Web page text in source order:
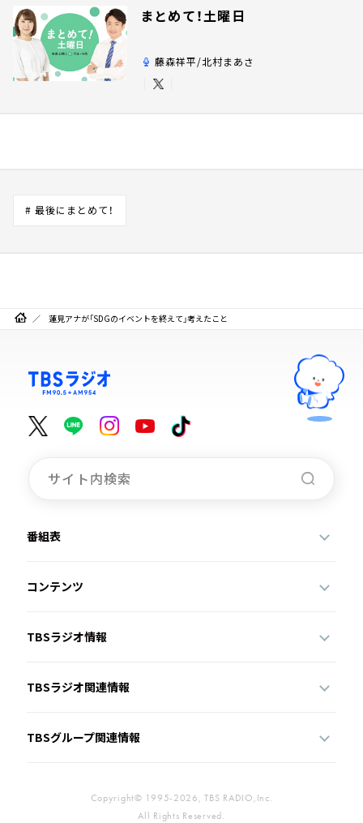
まとめて！土曜日
藤森祥平/北村まあさ
# 最後にまとめて！
蓮見アナが「SDGのイベントを終えて」考えたこと
番組表
コンテンツ
TBSラジオ情報
TBSラジオ関連情報
TBSグループ関連情報
Copyright© 1995-2026, TBS RADIO,Inc.
All Rights Reserved.